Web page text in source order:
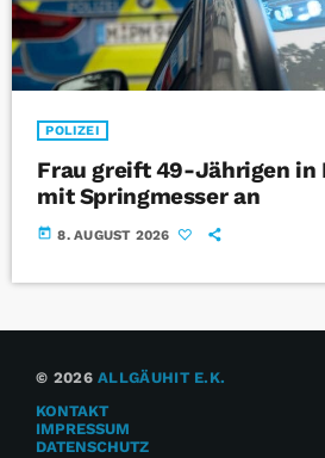
POLIZEI
Frau greift 49-Jährigen in
mit Springmesser an
today 8. AUGUST 2026
© 2026ALLGÄUHIT E.K.
KONTAKT
IMPRESSUM
DATENSCHUTZ